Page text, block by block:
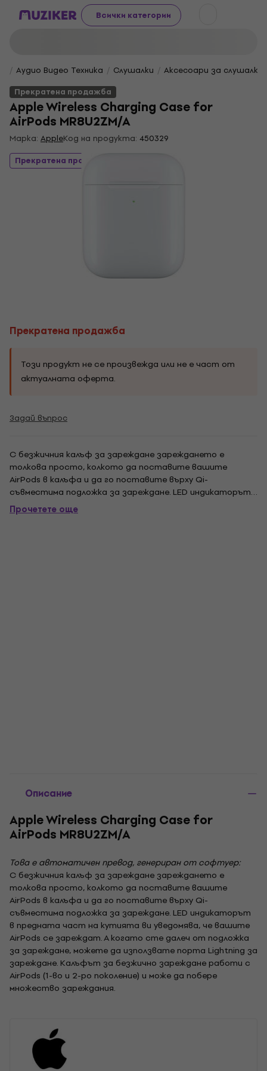
Всички категории
Аудио Видео Техника Слушалки
Аксесоари за слушалки
Прекратена продажба
Apple Wireless Charging Case for
AirPods MR8U2ZM/A
Марка: AppleКод на продукта: 450329
Прекратена продажба
Прекратена продажба
Този продукт не се произвежда или не е част от
актуалната оферта.
Задай въпрос
С безжичния калъф за зареждане зареждането е
толкова просто, колкото да поставите вашите
AirPods в калъфа и да го поставите върху Qi-
съвместима подложка за зареждане. LED индикаторът
в предната част на кутията ви уведомява, че вашите
AirPods се зареждат. А когато сте далеч от подложка
Прочетете още
Описание
Apple Wireless Charging Case for
AirPods MR8U2ZM/A
Това е автоматичен превод, генериран от софтуер:
С безжичния калъф за зареждане зареждането е
толкова просто, колкото да поставите вашите
AirPods в калъфа и да го поставите върху Qi-
съвместима подложка за зареждане. LED индикаторът
в предната част на кутията ви уведомява, че вашите
AirPods се зареждат. А когато сте далеч от подложка
за зареждане, можете да използвате порта Lightning за
зареждане. Калъфът за безжично зареждане работи с
AirPods (1-во и 2-ро поколение) и може да побере
множество зареждания.